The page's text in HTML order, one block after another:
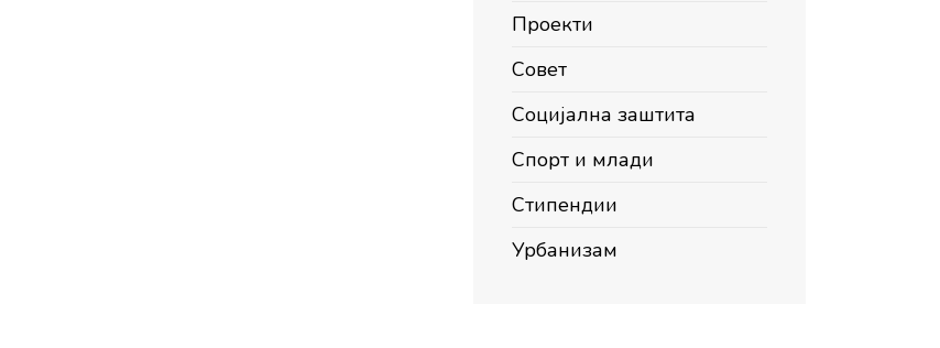
Проекти
Совет
Социјална заштита
Спорт и млади
Стипендии
Урбанизам